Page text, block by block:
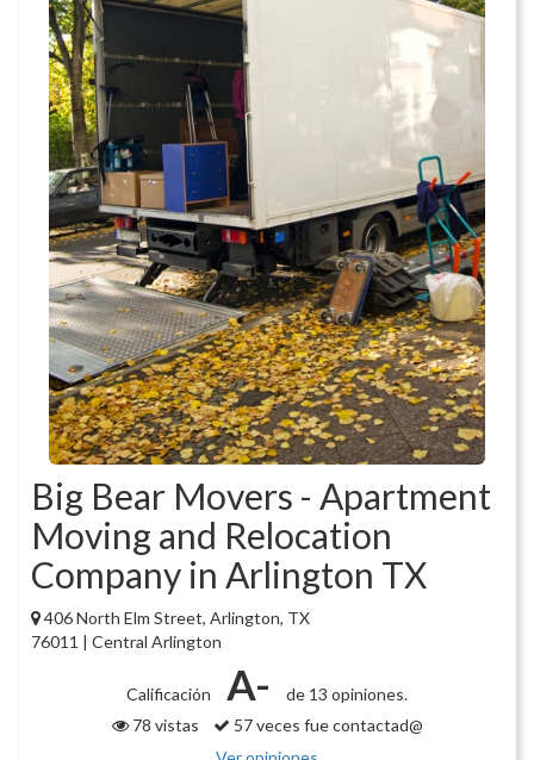
Big Bear Movers - Apartment
Moving and Relocation
Company in Arlington TX
406 North Elm Street, Arlington, TX
76011 | Central Arlington
Calificación A-
de 13 opiniones.
78 vistas
57 veces fue contactad@